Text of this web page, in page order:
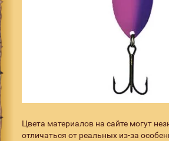
Цвета материалов на сайте могут
отличаться от реальных из-за